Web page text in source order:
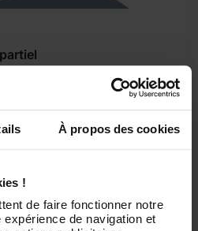
À propos des cookies
!
de faire fonctionner notre
de navigation et
souhaiterai trouver un travail à
plein de garde d'enfants. Ceci
connaissances acquises
en crèches et écoles